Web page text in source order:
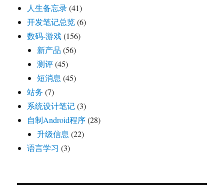
人生备忘录(41)
开发笔记总览(6)
数码-游戏(156)
新产品 (56)
测评(45)
短消息 (45)
站务 (7)
系统设计笔记(3)
自制Android程序(28)
升级信息 (22)
语言学习 (3)